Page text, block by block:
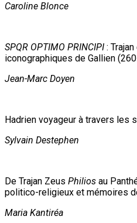
Caroline Blonce
SPQR OPTIMO PRINCIPI :
iconographiques de Gallien
Jean-Marc Doyen
Hadrien voyageur à travers les
Sylvain Destephen
De Trajan Zeus Philios au
politico-religieux et mémoires
Maria Kantiréa